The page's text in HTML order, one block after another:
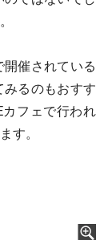
催されている
るのもおすす
カフェで行われ
す。